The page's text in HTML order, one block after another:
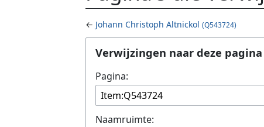
← Johann Christoph Altnickol (Q543724)
Ga naar:navigatie,zoeken
Verwijzingen naar deze pagina
Pagina:
Naamruimte: